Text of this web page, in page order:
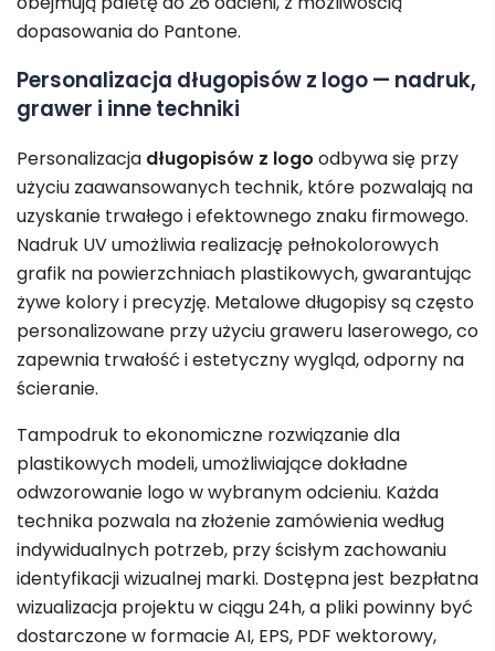
dopasowania do Pantone.
Personalizacja długopisów z logo — nadruk,
grawer i inne techniki
Personalizacja długopisów z logo odbywa się przy
użyciu zaawansowanych technik, które pozwalają na
uzyskanie trwałego i efektownego znaku firmowego.
Nadruk UV umożliwia realizację pełnokolorowych
grafik na powierzchniach plastikowych, gwarantując
żywe kolory i precyzję. Metalowe długopisy są często
personalizowane przy użyciu graweru laserowego, co
zapewnia trwałość i estetyczny wygląd, odporny na
ścieranie.
Tampodruk to ekonomiczne rozwiązanie dla
plastikowych modeli, umożliwiające dokładne
odwzorowanie logo w wybranym odcieniu. Każda
technika pozwala na złożenie zamówienia według
indywidualnych potrzeb, przy ścisłym zachowaniu
identyfikacji wizualnej marki. Dostępna jest bezpłatna
wizualizacja projektu w ciągu 24h, a pliki powinny być
dostarczone w formacie AI, EPS, PDF wektorowy,